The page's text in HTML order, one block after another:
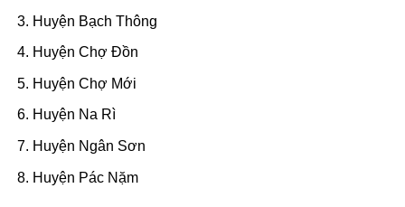
Huyện Bạch Thông
Huyện Chợ Đồn
Huyện Chợ Mới
Huyện Na Rì
Huyện Ngân Sơn
Huyện Pác Nặm